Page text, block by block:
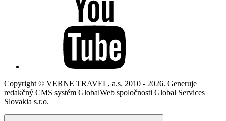
Copyright © VERNE TRAVEL, a.s. 2010 - 2026. Generuje
redakčný CMS systém GlobalWeb spoločnosti Global Services
Slovakia s.r.o.